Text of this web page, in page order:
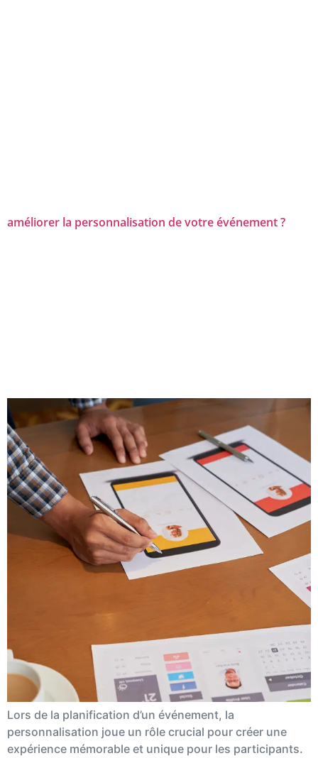
améliorer la personnalisation de votre événement ?
Lors de la planification d’un événement, la
personnalisation joue un rôle crucial pour créer une
expérience mémorable et unique pour les participants.